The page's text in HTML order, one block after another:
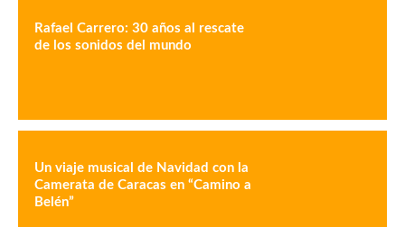
Rafael Carrero: 30 años al rescate
de los sonidos del mundo
Un viaje musical de Navidad con la
Camerata de Caracas en “Camino a
Belén”